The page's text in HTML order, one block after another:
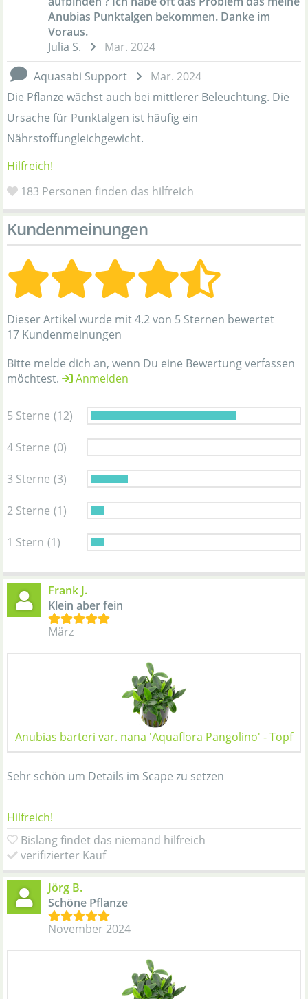
Anubias Punktalgen bekommen. Danke im
Voraus.
Julia S.
Mar. 2024
Aquasabi Support
Mar. 2024
Die Pflanze wächst auch bei mittlerer Beleuchtung. Die
Ursache für Punktalgen ist häufig ein
Nährstoffungleichgewicht.
Hilfreich!
183 Personen finden das hilfreich
Kundenmeinungen
Dieser Artikel wurde mit 4.2 von 5 Sternen bewertet
17 Kundenmeinungen
Bitte melde dich an, wenn Du eine Bewertung verfassen
möchtest.
Anmelden
5 Sterne (12)
4 Sterne (0)
3 Sterne (3)
2 Sterne (1)
1 Stern (1)
Frank J.
Klein aber fein
März
Anubias barteri var. nana 'Aquaflora Pangolino' - Topf
Sehr schön um Details im Scape zu setzen
Hilfreich!
Bislang findet das niemand hilfreich
verifizierter Kauf
Jörg B.
Schöne Pflanze
November 2024